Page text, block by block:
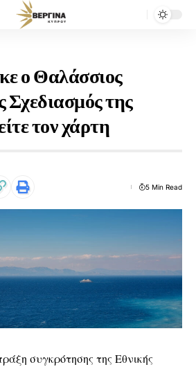
ο Θαλάσσιος
Σχεδιασμός της
τον χάρτη
5 Min Read
συγκρότησης της Εθνικής